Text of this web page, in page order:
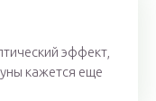
эффект,
кажется еще